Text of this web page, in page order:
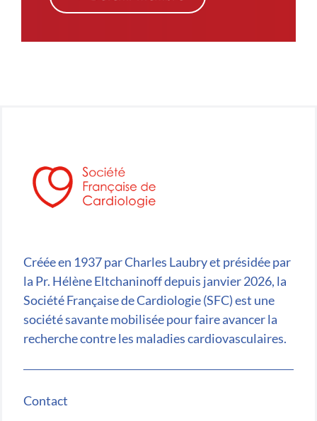
Créée en 1937 par Charles Laubry et présidée par
la Pr. Hélène Eltchaninoff depuis janvier 2026, la
Société Française de Cardiologie (SFC) est une
société savante mobilisée pour faire avancer la
recherche contre les maladies cardiovasculaires.
Contact